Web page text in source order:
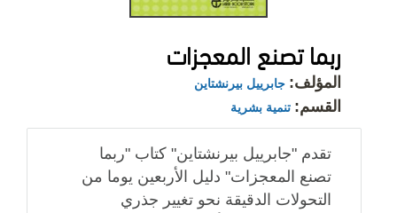
ربما تصنع المعجزات
المؤلف: جابرييل بيرنشتاين
القسم: تنمية بشرية
تقدم "جابرييل بيرنشتاين" كتاب "ربما
تصنع المعجزات" دليل الأربعين يوما من
التحولات الدقيقة نحو تغيير جذري